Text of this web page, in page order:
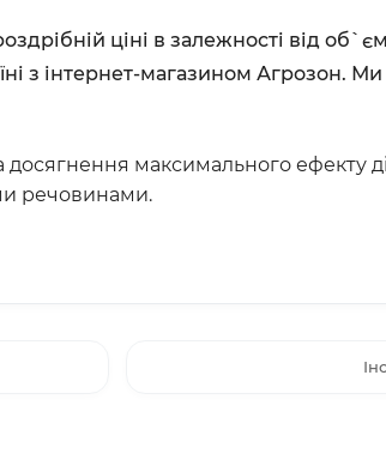
ціні в залежності від
з інтернет-магазином Агрозон. Ми
досягнення максимального ефекту
речовинами.